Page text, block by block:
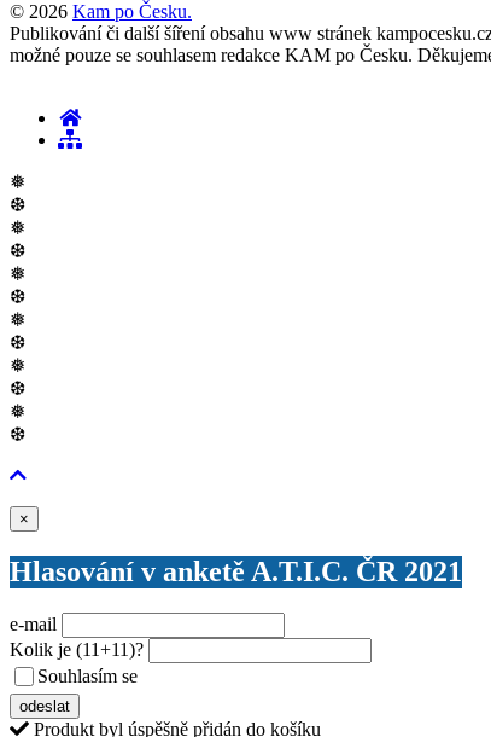
© 2026 Kam po Česku.
Publikování či další šíření obsahu www stránek
možné pouze se souhlasem redakce KAM po Česku.
❅
❆
❅
❆
❅
❆
❅
❆
❅
❆
❅
❆
×
Hlasování v anketě A.T.I.C. ČR 2021
e-mail
Kolik je (11+11)?
Souhlasím se
odeslat
Produkt byl úspěšně přidán do košíku